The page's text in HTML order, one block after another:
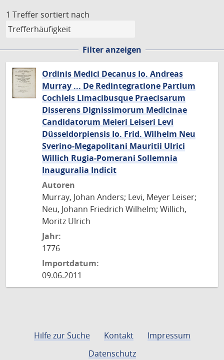
1 Treffer sortiert nach
Filter anzeigen
Ordinis Medici Decanus Io. Andreas
Murray ... De Redintegratione Partium
Cochleis Limacibusque Praecisarum
Disserens Dignissimorum Medicinae
Candidatorum Meieri Leiseri Levi
Düsseldorpiensis Io. Frid. Wilhelm Neu
Sverino-Megapolitani Mauritii Ulrici
Willich Rugia-Pomerani Sollemnia
Inauguralia Indicit
Autoren
Murray, Johan Anders; Levi, Meyer Leiser;
Neu, Johann Friedrich Wilhelm; Willich,
Moritz Ulrich
Jahr:
1776
Importdatum:
09.06.2011
Hilfe zur Suche Kontakt
Impressum
Datenschutz